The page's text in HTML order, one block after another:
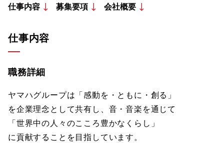
仕事内容 募集要項 会社概要
仕事内容
職務詳細
ヤマハグループは「感動を・ともに・創る」
を企業理念として共有し、音・音楽を通じて
「世界中の人々のこころ豊かなくらし」
に貢献することを目指しています。